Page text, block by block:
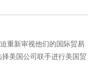
重新审视他们的国际贸易
美国公司联手进行美国贸